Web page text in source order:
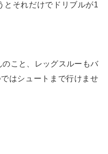
とそれだけでドリブルが1
こと、レッグスルーもバ
はシュートまで行けませ